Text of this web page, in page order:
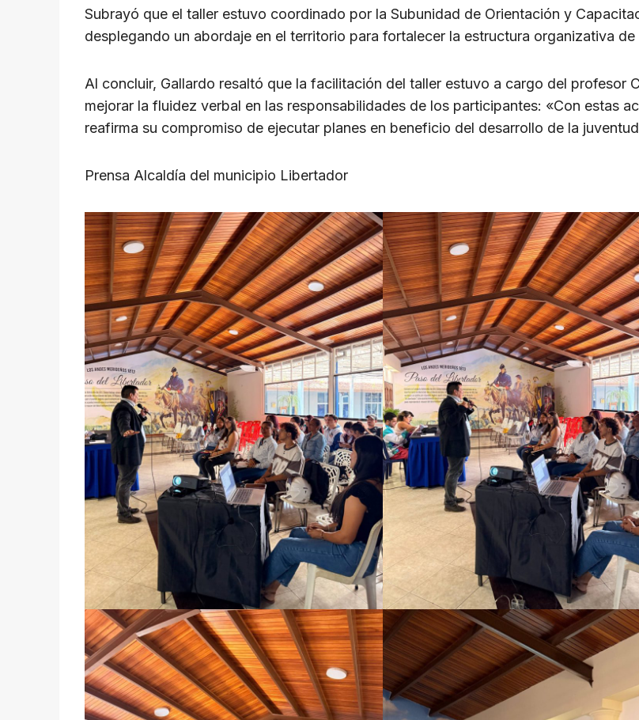
Subrayó que el taller estuvo coordinado por la Subunidad de Orientación y
desplegando un abordaje en el territorio para fortalecer la estructura organizativa de
Al concluir, Gallardo resaltó que la facilitación del taller estuvo a cargo del profesor
mejorar la fluidez verbal en las responsabilidades de los participantes: «Con estas
reafirma su compromiso de ejecutar planes en beneficio del desarrollo de la
Prensa Alcaldía del municipio Libertador